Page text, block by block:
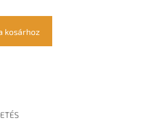
kosárhoz